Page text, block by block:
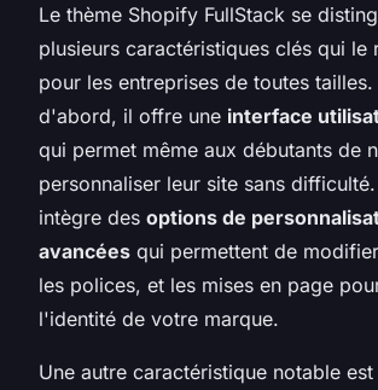
Le thème Shopify FullStack se
plusieurs caractéristiques clés qui le
pour les entreprises de toutes tailles.
d'abord, il offre une interface
qui permet même aux débutants de
personnaliser leur site sans
intègre des options de
avancées qui permettent de
les polices, et les mises en page
l'identité de votre marque.
Une autre caractéristique notable est